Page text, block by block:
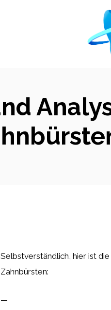
Selbstverständlich, hier ist
Zahnbürsten:
—